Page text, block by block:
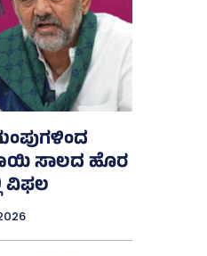
ಸಾಲದ ಹೊರ
ವಿಫಲ